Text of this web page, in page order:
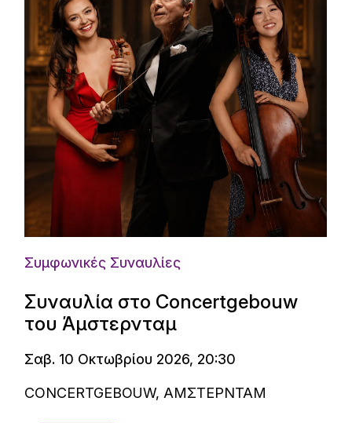
Συμφωνικές Συναυλίες
Συναυλία στο Concertgebouw
του Άμστερνταμ
Σαβ. 10 Οκτωβρίου 2026, 20:30
CONCERTGEBOUW, ΑΜΣΤΕΡΝΤΑΜ